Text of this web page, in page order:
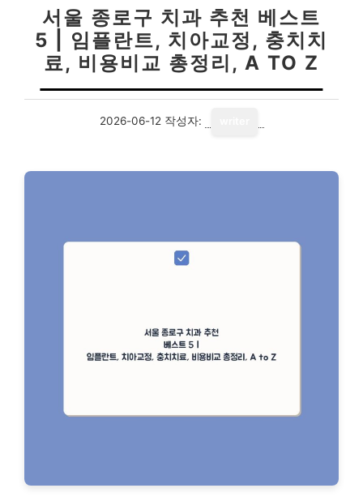
서울 종로구 치과 추천 베스트
5 | 임플란트, 치아교정, 충치치
료, 비용비교 총정리, A TO Z
2026-06-12 작성자: